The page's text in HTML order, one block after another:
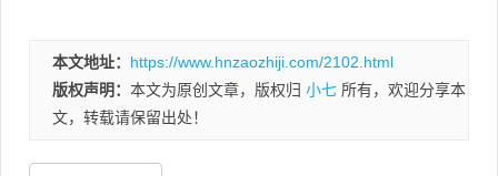
本文地址： https://www.hnzaozhiji.com/2102.html
版权声明： 本文为原创文章，版权归 小七 所有，欢迎分享本
文，转载请保留出处！